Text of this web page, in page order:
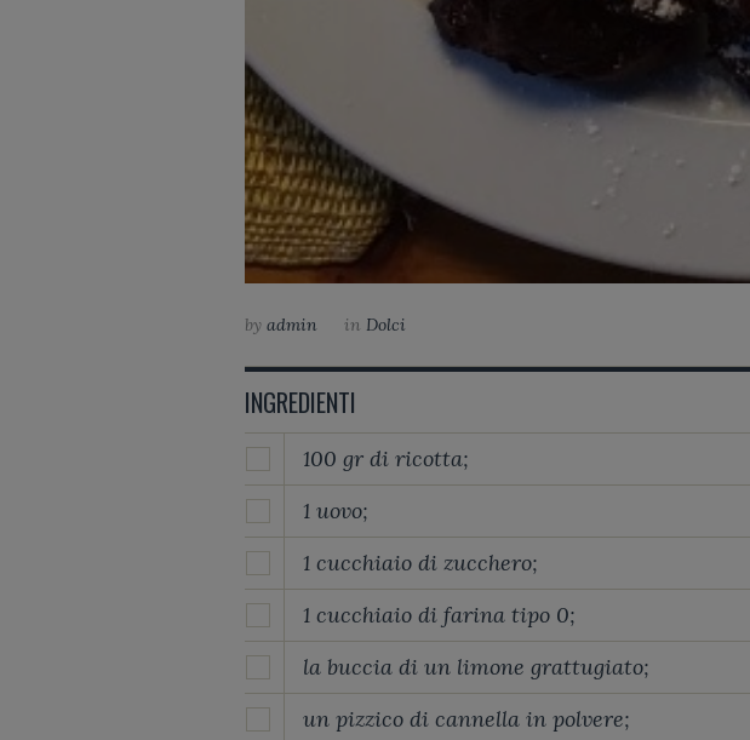
by admin in Dolci
INGREDIENTI
100 gr di ricotta;
1 uovo;
1 cucchiaio di zucchero;
1 cucchiaio di farina tipo 0;
la buccia di un limone grattugiato;
un pizzico di cannella in polvere;